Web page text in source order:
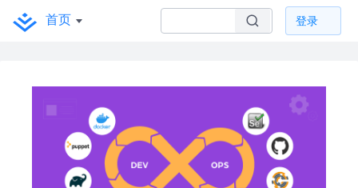
首页 登录